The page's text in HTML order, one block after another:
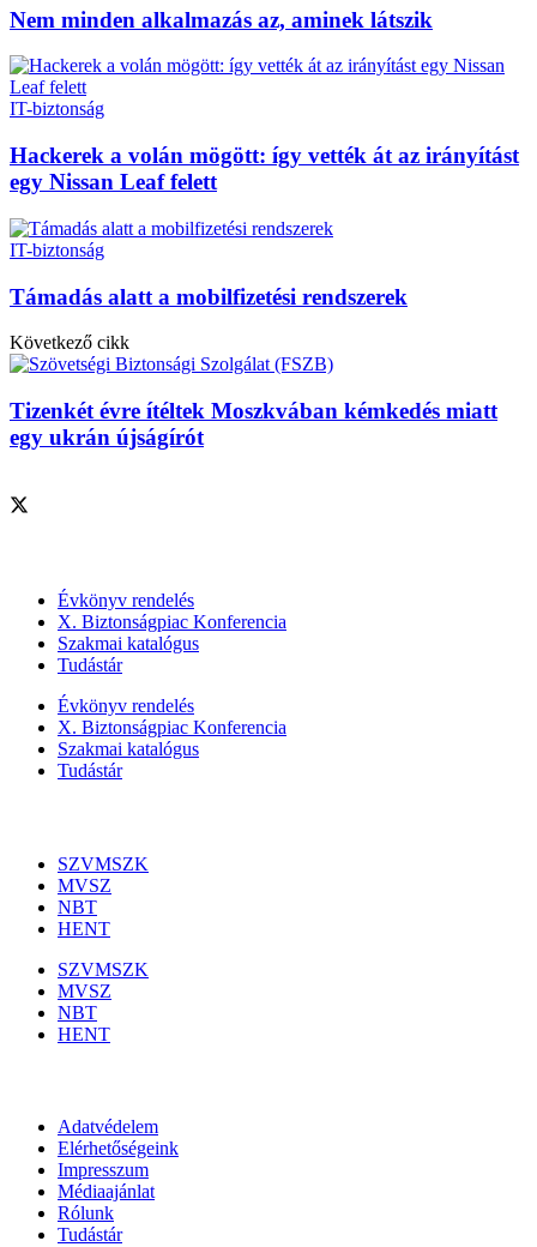
Nem minden alkalmazás az, aminek látszik
IT-biztonság
Hackerek a volán mögött: így vették át az irányítást
egy Nissan Leaf felett
IT-biztonság
Támadás alatt a mobilfizetési rendszerek
Következő cikk
Tizenkét évre ítéltek Moszkvában kémkedés miatt
egy ukrán újságírót
Évkönyv rendelés
X. Biztonságpiac Konferencia
Szakmai katalógus
Tudástár
Évkönyv rendelés
X. Biztonságpiac Konferencia
Szakmai katalógus
Tudástár
SZVMSZK
MVSZ
NBT
HENT
SZVMSZK
MVSZ
NBT
HENT
Adatvédelem
Elérhetőségeink
Impresszum
Médiaajánlat
Rólunk
Tudástár